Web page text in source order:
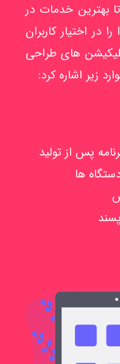
بهترین خدمات در
زمینه طراحی اپلیکیشن IOS را در اختیار کاربران
های طراحی
زیر اشاره کرد:
پس از تولید
ها